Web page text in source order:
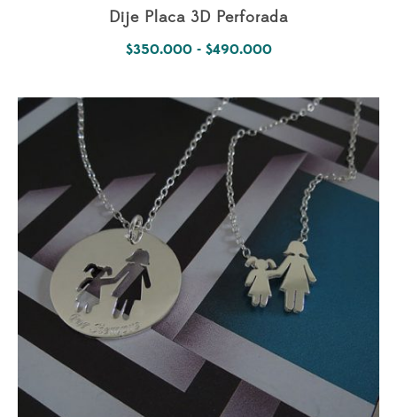
Dije Placa 3D Perforada
$350.000 - $490.000Rango
precios:
desde
$350.000
hasta
$490.000